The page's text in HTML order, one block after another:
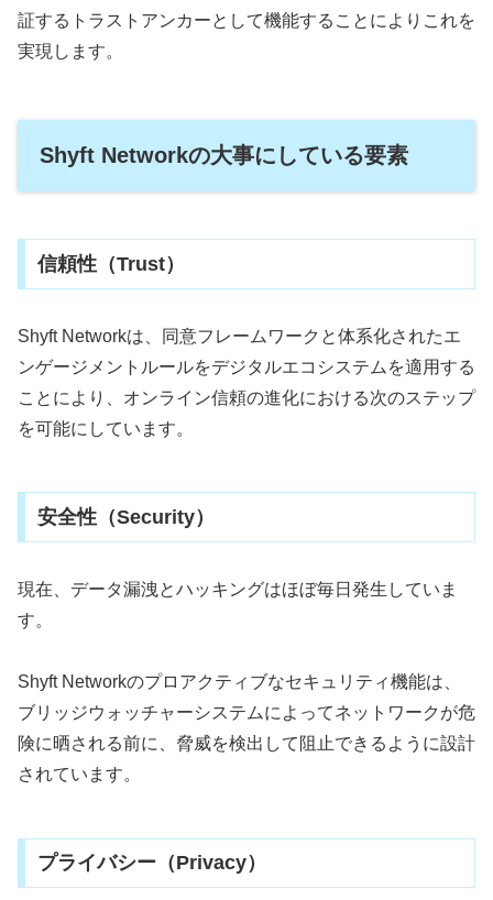
証するトラストアンカーとして機能することによりこれを
実現します。
Shyft Networkの大事にしている要素
信頼性（Trust）
Shyft Networkは、同意フレームワークと体系化されたエ
ンゲージメントルールをデジタルエコシステムを適用する
ことにより、オンライン信頼の進化における次のステップ
を可能にしています。
安全性（Security）
現在、データ漏洩とハッキングはほぼ毎日発生していま
す。
Shyft Networkのプロアクティブなセキュリティ機能は、
ブリッジウォッチャーシステムによってネットワークが危
険に晒される前に、脅威を検出して阻止できるように設計
されています。
プライバシー（Privacy）